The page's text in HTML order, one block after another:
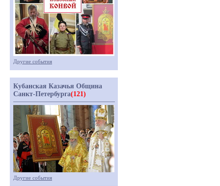
Другие события
Кубанская Казачья Община
Санкт-Петербурга(121)
Другие события